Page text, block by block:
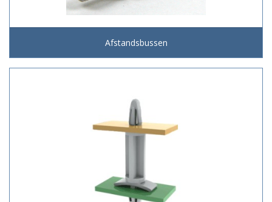
Afstandsbussen